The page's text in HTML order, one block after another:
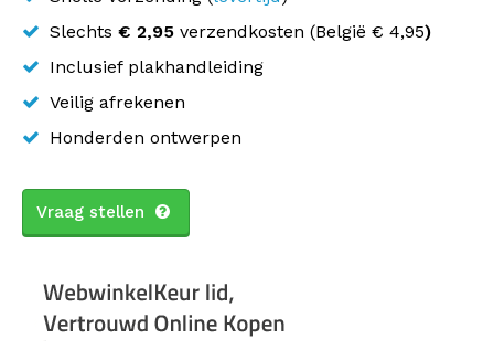
Slechts € 2,95 verzendkosten (België € 4,95)
Inclusief plakhandleiding
Veilig afrekenen
Honderden ontwerpen
Vraag stellen